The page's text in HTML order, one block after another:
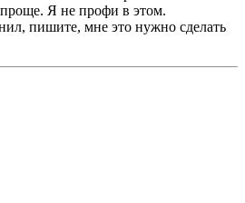
Я не профи в этом.
пишите, мне это нужно сделать